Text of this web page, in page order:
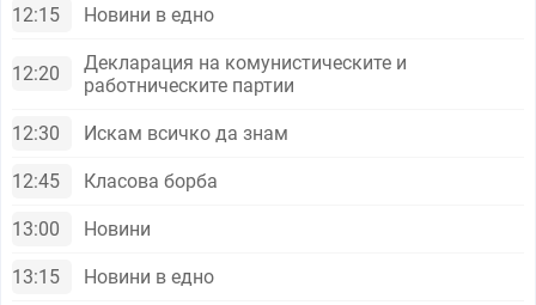
12:15 Новини в едно
12:20
Декларация на комунистическите и
работническите партии
12:30 Искам всичко да знам
12:45 Класова борба
13:00 Новини
13:15 Новини в едно